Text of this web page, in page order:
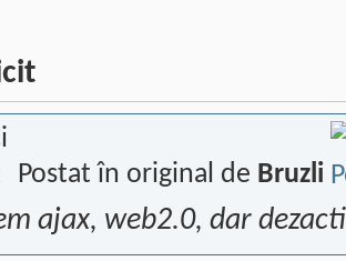
Postat în original de Bruzli
ajax, web2.0, dar